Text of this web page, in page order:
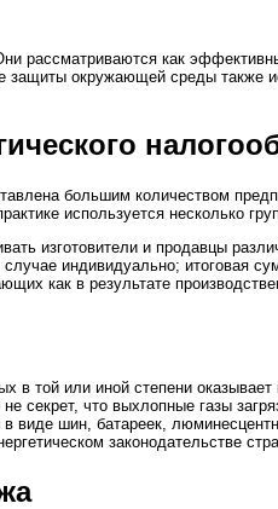
рассматриваются как
окружающей среды также
большим количеством
используется несколько
изготовители и продавцы
индивидуально; итоговая
как в результате
в той или иной степени
секрет, что выхлопные газы
шин, батареек,
законодательстве